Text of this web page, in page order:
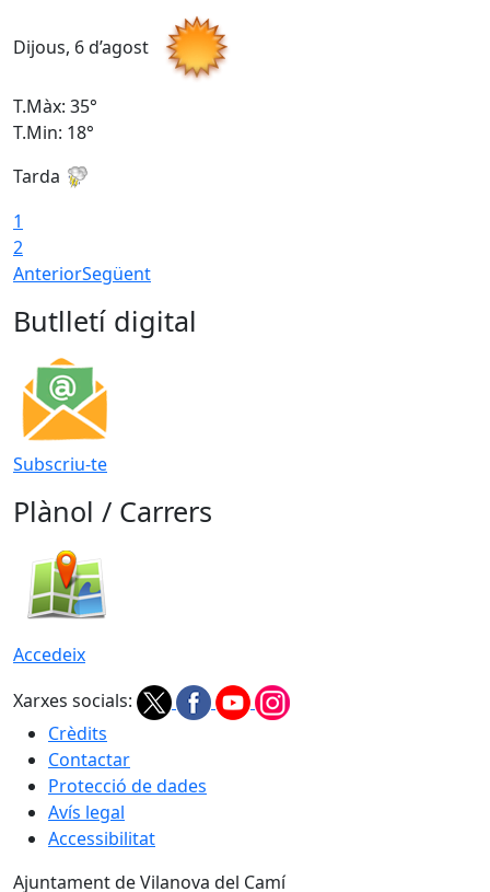
Dijous, 6 d’agost
T.Màx: 35°
T.Min: 18°
Tarda
1
2
AnteriorSegüent
Butlletí digital
Subscriu-te
Plànol / Carrers
Accedeix
Xarxes socials:
Crèdits
Contactar
Protecció de dades
Avís legal
Accessibilitat
Ajuntament de Vilanova del Camí